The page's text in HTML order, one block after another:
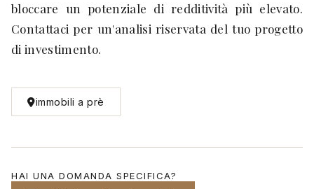
bloccare un potenziale di redditività più elevato.
Contattaci per un'analisi riservata del tuo progetto
di investimento.
immobili a prè
HAI UNA DOMANDA SPECIFICA?